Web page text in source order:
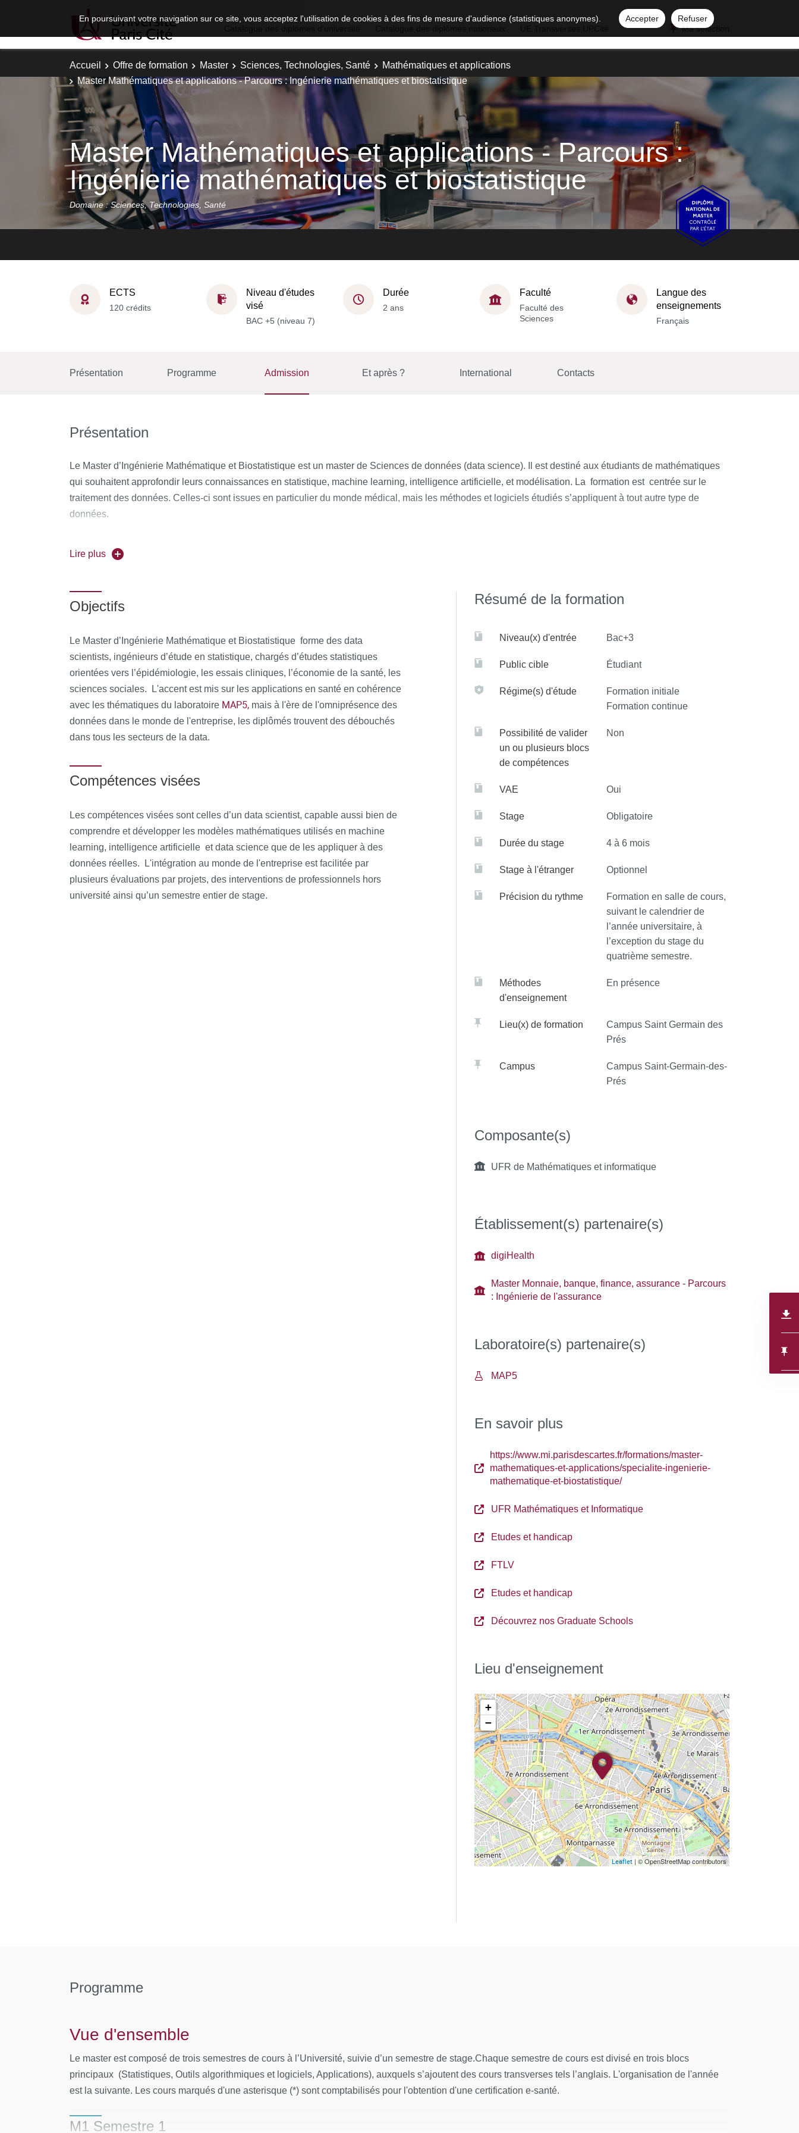
En poursuivant votre navigation sur ce site, vous acceptez l'utilisation de cookies à des fins de mesure d'audience (statistiques anonymes). Accepter
Refuser
Ma sélection
Accueil Offre de formation Master Sciences, Technologies, Santé
Mathématiques et applications
Master Mathématiques et applications - Parcours : Ingénierie mathématiques et biostatistique
Master Mathématiques et applications - Parcours :
Ingénierie mathématiques et biostatistique
Domaine : Sciences, Technologies, Santé
ECTS
120 crédits
Niveau d'études
visé
BAC +5 (niveau 7)
Durée
2 ans
Faculté
Faculté des
Sciences
Langue des
enseignements
Français
Présentation Programme Admission Et après ? International Contacts
Présentation
Le Master d’Ingénierie Mathématique et Biostatistique est un master de Sciences de données (data science). Il est destiné aux étudiants de mathématiques
qui souhaitent approfondir leurs connaissances en statistique, machine learning, intelligence artificielle, et modélisation. La formation est centrée sur le
traitement des données. Celles-ci sont issues en particulier du monde médical, mais les méthodes et logiciels étudiés s’appliquent à tout autre type de
données.
Bioinformatics d'Université Paris Cité,
l'accent sur l'interdisciplinarité.
modernes à fort potentiel social et interdisciplinaire, comme les sciences des données, l'intelligence artificielle et la cryptographie.En savoir plus >
La Graduate School Translational Bioinformatics forme les étudiantes et les étudiants aux techniques avancées de la bio-informatique pour relever les
nouveaux défis de la santé et de la médecine personnalisée.En savoir plus >
Le parcours IMB est partenaire du pojet DigiHealth Paris Cité. Les étudiants validant un nombre suffisant d'UEs labellisées 'e santé' auront la possibilité
d'obtenir une certification e santé dans le cadre de ce projet.
Lire plus
Objectifs
Le Master d’Ingénierie Mathématique et Biostatistique forme des data
scientists, ingénieurs d’étude en statistique, chargés d’études statistiques
orientées vers l’épidémiologie, les essais cliniques, l’économie de la santé, les
sciences sociales. L'accent est mis sur les applications en santé en cohérence
avec les thématiques du laboratoire MAP5, mais à l'ère de l'omniprésence des
données dans le monde de l'entreprise, les diplômés trouvent des débouchés
dans tous les secteurs de la data.
Compétences visées
Les compétences visées sont celles d’un data scientist, capable aussi bien de
comprendre et développer les modèles mathématiques utilisés en machine
learning, intelligence artificielle etdata science que de les appliquer à des
données réelles. L'intégration au monde de l'entreprise est facilitée par
plusieurs évaluations par projets, des interventions de professionnels hors
université ainsi qu’un semestre entier de stage.
Résumé de la formation
Niveau(x) d'entrée Bac+3
Public cible Étudiant
Régime(s) d'étude
Formation initiale
Formation continue
Possibilité de valider
un ou plusieurs blocs
de compétences
Non
VAE Oui
Stage Obligatoire
Durée du stage 4 à 6 mois
Stage à l'étranger Optionnel
Précision du rythme
Formation en salle de cours,
suivant le calendrier de
l’année universitaire, à
l’exception du stage du
quatrième semestre.
Méthodes
d'enseignement
En présence
Lieu(x) de formation
Campus Saint Germain des
Prés
Campus
Campus Saint-Germain-des-
Prés
Composante(s)
UFR de Mathématiques et informatique
Établissement(s) partenaire(s)
digiHealth
Master Monnaie, banque, finance, assurance - Parcours
: Ingénierie de l'assurance
Laboratoire(s) partenaire(s)
MAP5
En savoir plus
https://www.mi.parisdescartes.fr/formations/master-
mathematiques-et-applications/specialite-ingenierie-
mathematique-et-biostatistique/
UFR Mathématiques et Informatique
Etudes et handicap
FTLV
Etudes et handicap
Découvrez nos Graduate Schools
Lieu d'enseignement
+
−
Leaflet| © OpenStreetMap contributors
Programme
Vue d'ensemble
Le master est composé de trois semestres de cours à l’Université, suivie d’un semestre de stage.Chaque semestre de cours est divisé en trois blocs
principaux (Statistiques, Outils algorithmiques et logiciels, Applications), auxquels s’ajoutent des cours transverses tels l’anglais. L'organisation de l'année
est la suivante. Les cours marqués d'une asterisque (*) sont comptabilisés pour l'obtention d'une certification e-santé.
M1 Semestre 1